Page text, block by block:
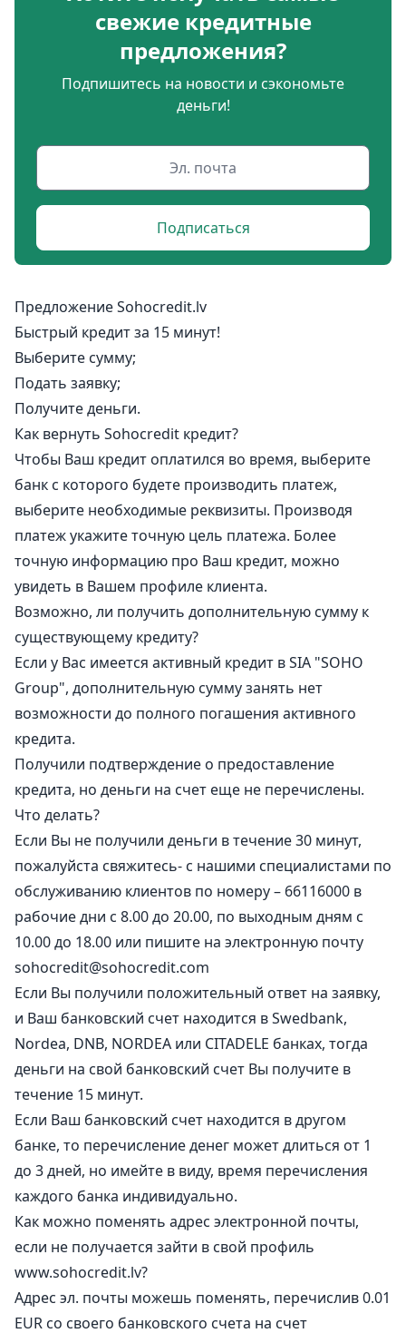
свежие кредитные
предложения?
Подпишитесь на новости и сэкономьте
деньги!
Подписаться
Предложение Sohocredit.lv
Быстрый кредит за 15 минут!
Выберите сумму;
Подать заявку;
Получите деньги.
Как вернуть Sohocredit кредит?
Чтобы Ваш кредит оплатился во время, выберите
банк с которого будете производить платеж,
выберите необходимые реквизиты. Производя
платеж укажите точную цель платежа. Более
точную информацию про Ваш кредит, можно
увидеть в Вашем профиле клиента.
Возможно, ли получить дополнительную сумму к
существующему кредиту?
Если у Вас имеется активный кредит в SIA "SOHO
Group", дополнительную сумму занять нет
возможности до полного погашения активного
кредита.
Получили подтверждение о предоставление
кредита, но деньги на счет еще не перечислены.
Что делать?
Если Вы не получили деньги в течение 30 минут,
пожалуйста свяжитесь- с нашими специалистами по
обслуживанию клиентов по номеру – 66116000 в
рабочие дни с 8.00 до 20.00, по выходным дням с
10.00 до 18.00 или пишите на электронную почту
sohocredit@sohocredit.com
Если Вы получили положительный ответ на заявку,
и Ваш банковский счет находится в Swedbank,
Nordea, DNB, NORDEA или CITADELE банках, тогда
деньги на свой банковский счет Вы получите в
течение 15 минут.
Если Ваш банковский счет находится в другом
банке, то перечисление денег может длиться от 1
до 3 дней, но имейте в виду, время перечисления
каждого банка индивидуально.
Как можно поменять адрес электронной почты,
если не получается зайти в свой профиль
www.sohocredit.lv?
Адрес эл. почты можешь поменять, перечислив 0.01
EUR со своего банковского счета на счет